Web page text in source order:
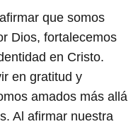
que somos
Dios, fortalecemos
en Cristo.
en gratitud y
amados más allá
Al afirmar nuestra